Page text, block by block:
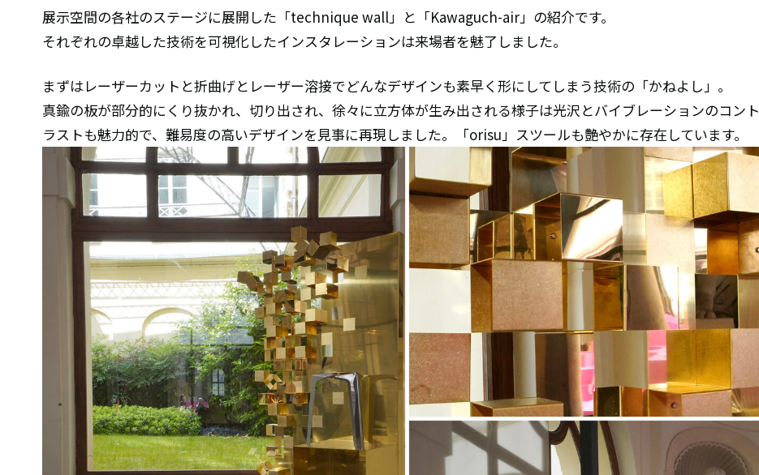
展示空間の各社のステージに展開した「technique wall」と「Kawaguch-air」の紹介です。
それぞれの卓越した技術を可視化したインスタレーションは来場者を魅了しました。
まずはレーザーカットと折曲げとレーザー溶接でどんなデザインも素早く形にしてしまう技術の「かねよし」。
真鍮の板が部分的にくり抜かれ、切り出され、徐々に立方体が生み出される様子は光沢とバイブレーションのコント
ラストも魅力的で、難易度の高いデザインを見事に再現しました。「orisu」スツールも艶やかに存在しています。